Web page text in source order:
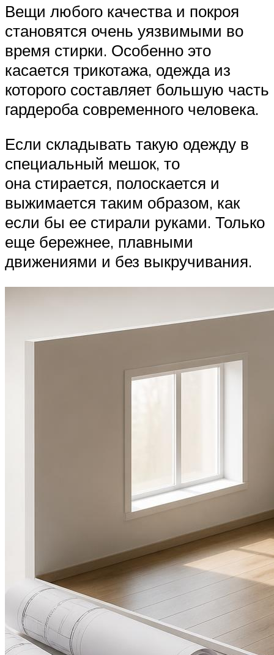
Вещи любого качества и покроя
становятся очень уязвимыми во
время стирки. Особенно это
касается трикотажа, одежда из
которого составляет большую часть
гардероба современного человека.
Если складывать такую одежду в
специальный мешок, то
она стирается, полоскается и
выжимается таким образом, как
если бы ее стирали руками. Только
еще бережнее, плавными
движениями и без выкручивания.